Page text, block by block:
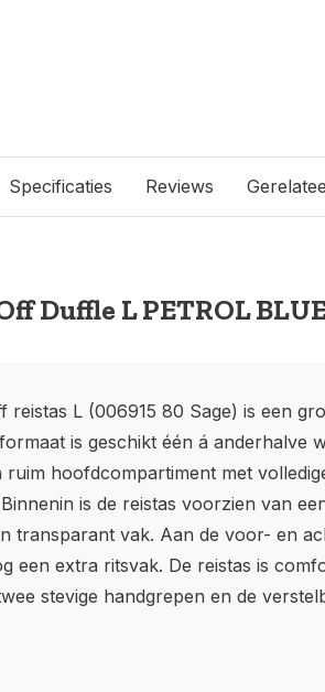
Specificaties Reviews
Duffle L PETROL
reistas L (006915 80 Sage) is een
is geschikt één á anderhalve
ruim hoofdcompartiment met
is de reistas voorzien van
transparant vak. Aan de voor- en
een extra ritsvak. De reistas is
stevige handgrepen en de